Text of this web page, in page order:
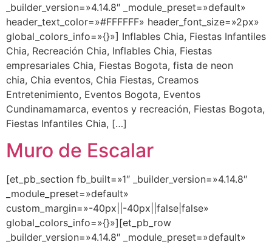
_builder_version=»4.14.8″ _module_preset=»default»
header_text_color=»#FFFFFF» header_font_size=»2px»
global_colors_info=»{}»] Inflables Chia, Fiestas Infantiles
Chia, Recreación Chia, Inflables Chia, Fiestas
empresariales Chia, Fiestas Bogota, fista de neon
chia, Chia eventos, Chia Fiestas, Creamos
Entretenimiento, Eventos Bogota, Eventos
Cundinamamarca, eventos y recreación, Fiestas Bogota,
Fiestas Infantiles Chia, […]
Muro de Escalar
[et_pb_section fb_built=»1″ _builder_version=»4.14.8″
_module_preset=»default»
custom_margin=»-40px||-40px||false|false»
global_colors_info=»{}»][et_pb_row
_builder_version=»4.14.8″ _module_preset=»default»